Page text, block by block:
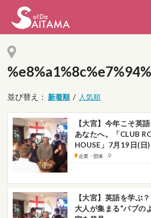
娯楽・観光
企業・団体
行政
地域から探す
募集！
運営団体
並び替え： /
【大宮】今年こそ英
あなたへ。「CLUB
HOUSE」7月19日(日
企業・団体
【大宮】英語を学ぶ
大人が集まる“パブの